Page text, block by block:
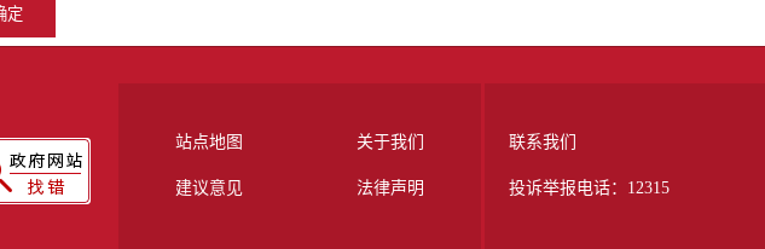
站点地图 关于我们
建议意见 法律声明
联系我们
投诉举报电话：12315